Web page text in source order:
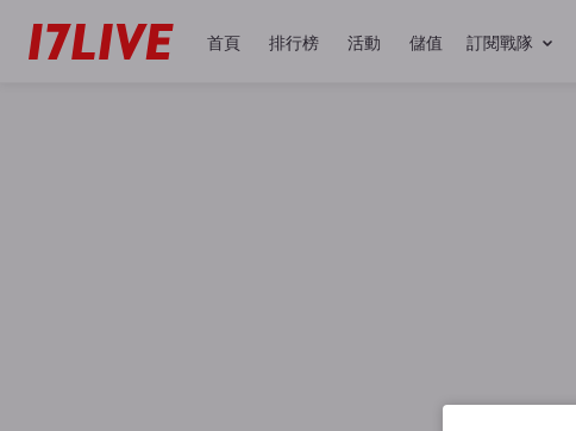
首頁 排行榜 活動 儲值 訂閱戰隊